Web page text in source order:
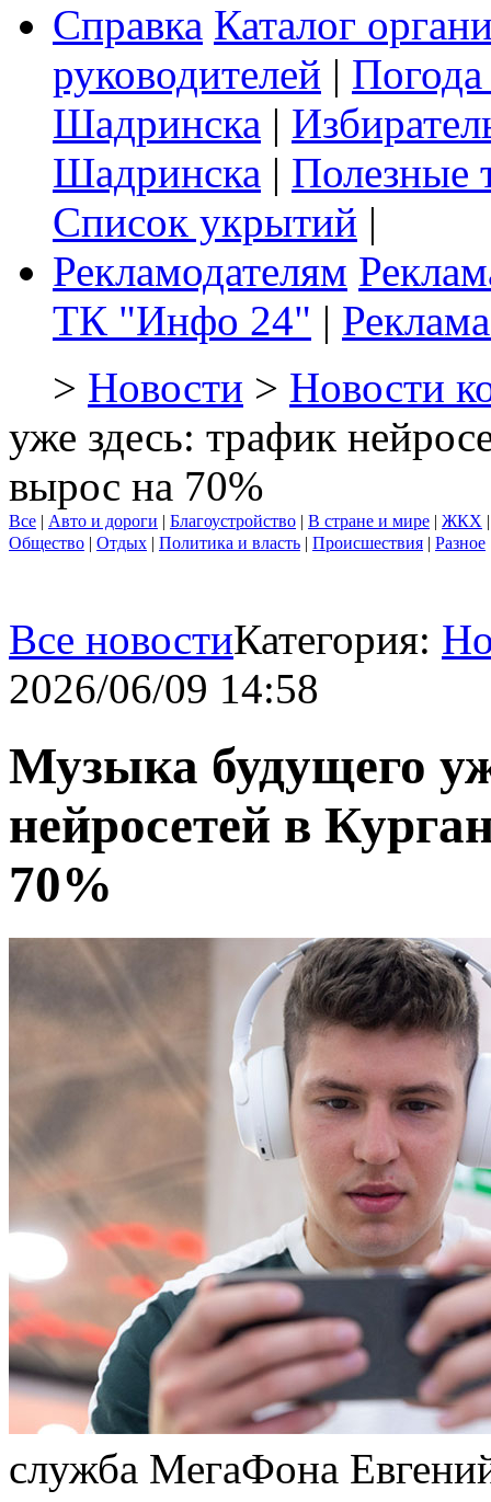
Справка Каталог
руководителей |
Шадринска |
Шадринска | Полезные
Список укрытий |
Рекламодателям
ТК "Инфо 24" |
> Новости > Новости
уже здесь: трафик
вырос на 70%
Все | Авто и дороги | Благоустройство | В стране и мире | ЖКХ
Общество | Отдых | Политика и власть | Происшествия | Разное
Все новостиКатегория:
2026/06/09 14:58
Музыка будущего
нейросетей в
70%
служба МегаФона